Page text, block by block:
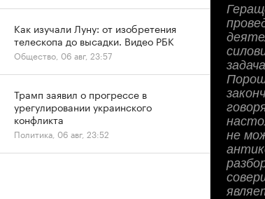
не
Как изучали Луну: от изобретения
телескопа до высадки. Видео РБК
Общество, 06 авг, 23:57
Трамп заявил о прогрессе в
урегулировании украинского
конфликта
Политика, 06 авг, 23:52